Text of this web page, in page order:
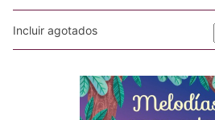
Incluir agotados